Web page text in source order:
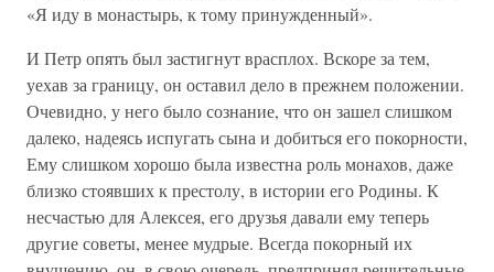
«Я иду в монастырь, к тому принужденный».
И Петр опять был застигнут врасплох. Вскоре за тем,
уехав за границу, он оставил дело в прежнем положении.
Очевидно, у него было сознание, что он зашел слишком
далеко, надеясь испугать сына и добиться его покорности,
Ему слишком хорошо была известна роль монахов, даже
близко стоявших к престолу, в истории его Родины. К
несчастью для Алексея, его друзья давали ему теперь
другие советы, менее мудрые. Всегда покорный их